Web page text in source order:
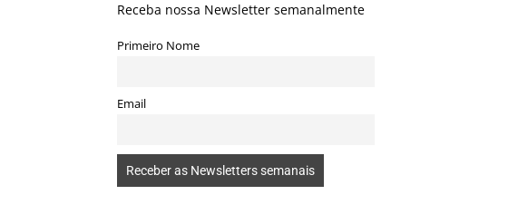
Receba nossa Newsletter semanalmente
Primeiro Nome
Email